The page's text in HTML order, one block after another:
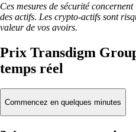
Ces mesures de sécurité
des actifs. Les crypto-actifs sont
valeur de vos avoirs.
Prix Transdigm
temps réel
Commencez en quelques minutes